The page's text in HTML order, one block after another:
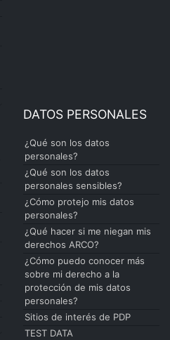
DATOS PERSONALES
¿Qué son los datos
personales?
¿Qué son los datos
personales sensibles?
¿Cómo protejo mis datos
personales?
¿Qué hacer si me niegan mis
derechos ARCO?
¿Cómo puedo conocer más
sobre mi derecho a la
protección de mis datos
personales?
Sitios de interés de PDP
TEST DATA